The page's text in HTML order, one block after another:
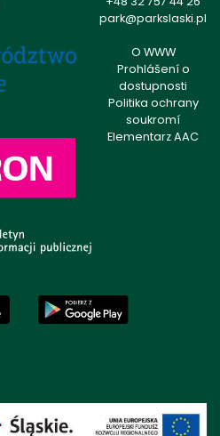
park@parkslaski.pl
O WWW
Prohlášení o
dostupnosti
Politika ochrany
soukromí
Elementarz AAC